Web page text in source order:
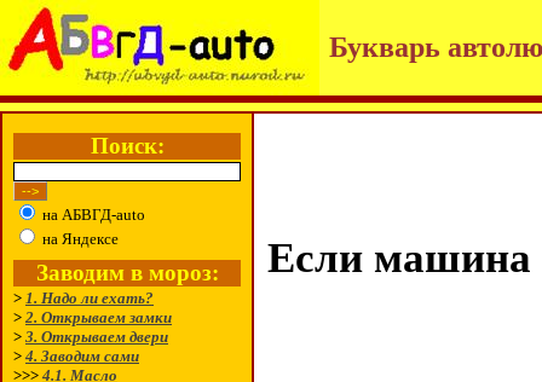
Букварь
Поиск:
на АБВГД-auto
на Яндексе
Заводим в мороз:
> 1. Надо ли ехать?
> 2. Открываем замки
> 3. Открываем двери
> 4. Заводим сами
>>> 4.1. Масло
Если машина